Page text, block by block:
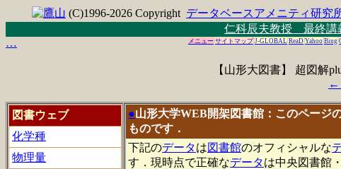
(C)1996-2026 Copyright データベースアメニティ研究
仁科辰夫教授 最終講
…
メニュー サイトマップ J-GLOBAL ReaD Yahoo Bing
【山形大図書】 超図解
←
図書ウェブ
化学種
物理量
●山形大学WEB開架図書館：このページ
ものです．
下記のデータは図書館のオフィシャルな
す ． 現時点で正確なデータは中央図書館 ・